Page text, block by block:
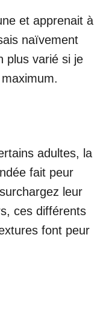
et apprenait à
naïvement
plus varié si je
adultes, la
fait peur
leur
ces différents
font peur